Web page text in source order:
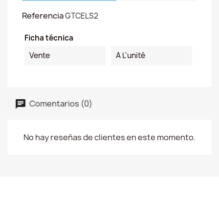
ReferenciaGTCELS2
Ficha técnica
Vente
A L'unité
Comentarios (0)
No hay reseñas de clientes en este momento.